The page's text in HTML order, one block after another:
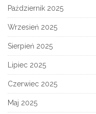
Październik 2025
Wrzesień 2025
Sierpień 2025
Lipiec 2025
Czerwiec 2025
Maj 2025